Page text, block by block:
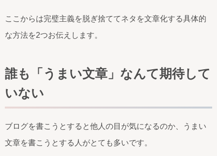
ここからは完璧主義を脱ぎ捨ててネタを文章化する具体的
な方法を2つお伝えします。
誰も「うまい文章」なんて期待して
いない
ブログを書こうとすると他人の目が気になるのか、うまい
文章を書こうとする人がとても多いです。